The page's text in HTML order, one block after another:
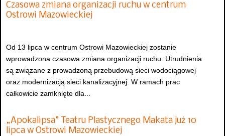
Czasowa zmiana organizacji ruchu w centrum
Ostrowi Mazowieckiej
Od 13 lipca w centrum Ostrowi Mazowieckiej zostanie
wprowadzona czasowa zmiana organizacji ruchu. Utrudnienia
są związane z prowadzoną przebudową sieci wodociągowej
oraz modernizacją sieci kanalizacyjnej. W ramach prac
całkowicie zamknięte dla...
„Apokalipsa” Teatru Plastycznego Makata już 10
lipca w Ostrowi Mazowieckiej